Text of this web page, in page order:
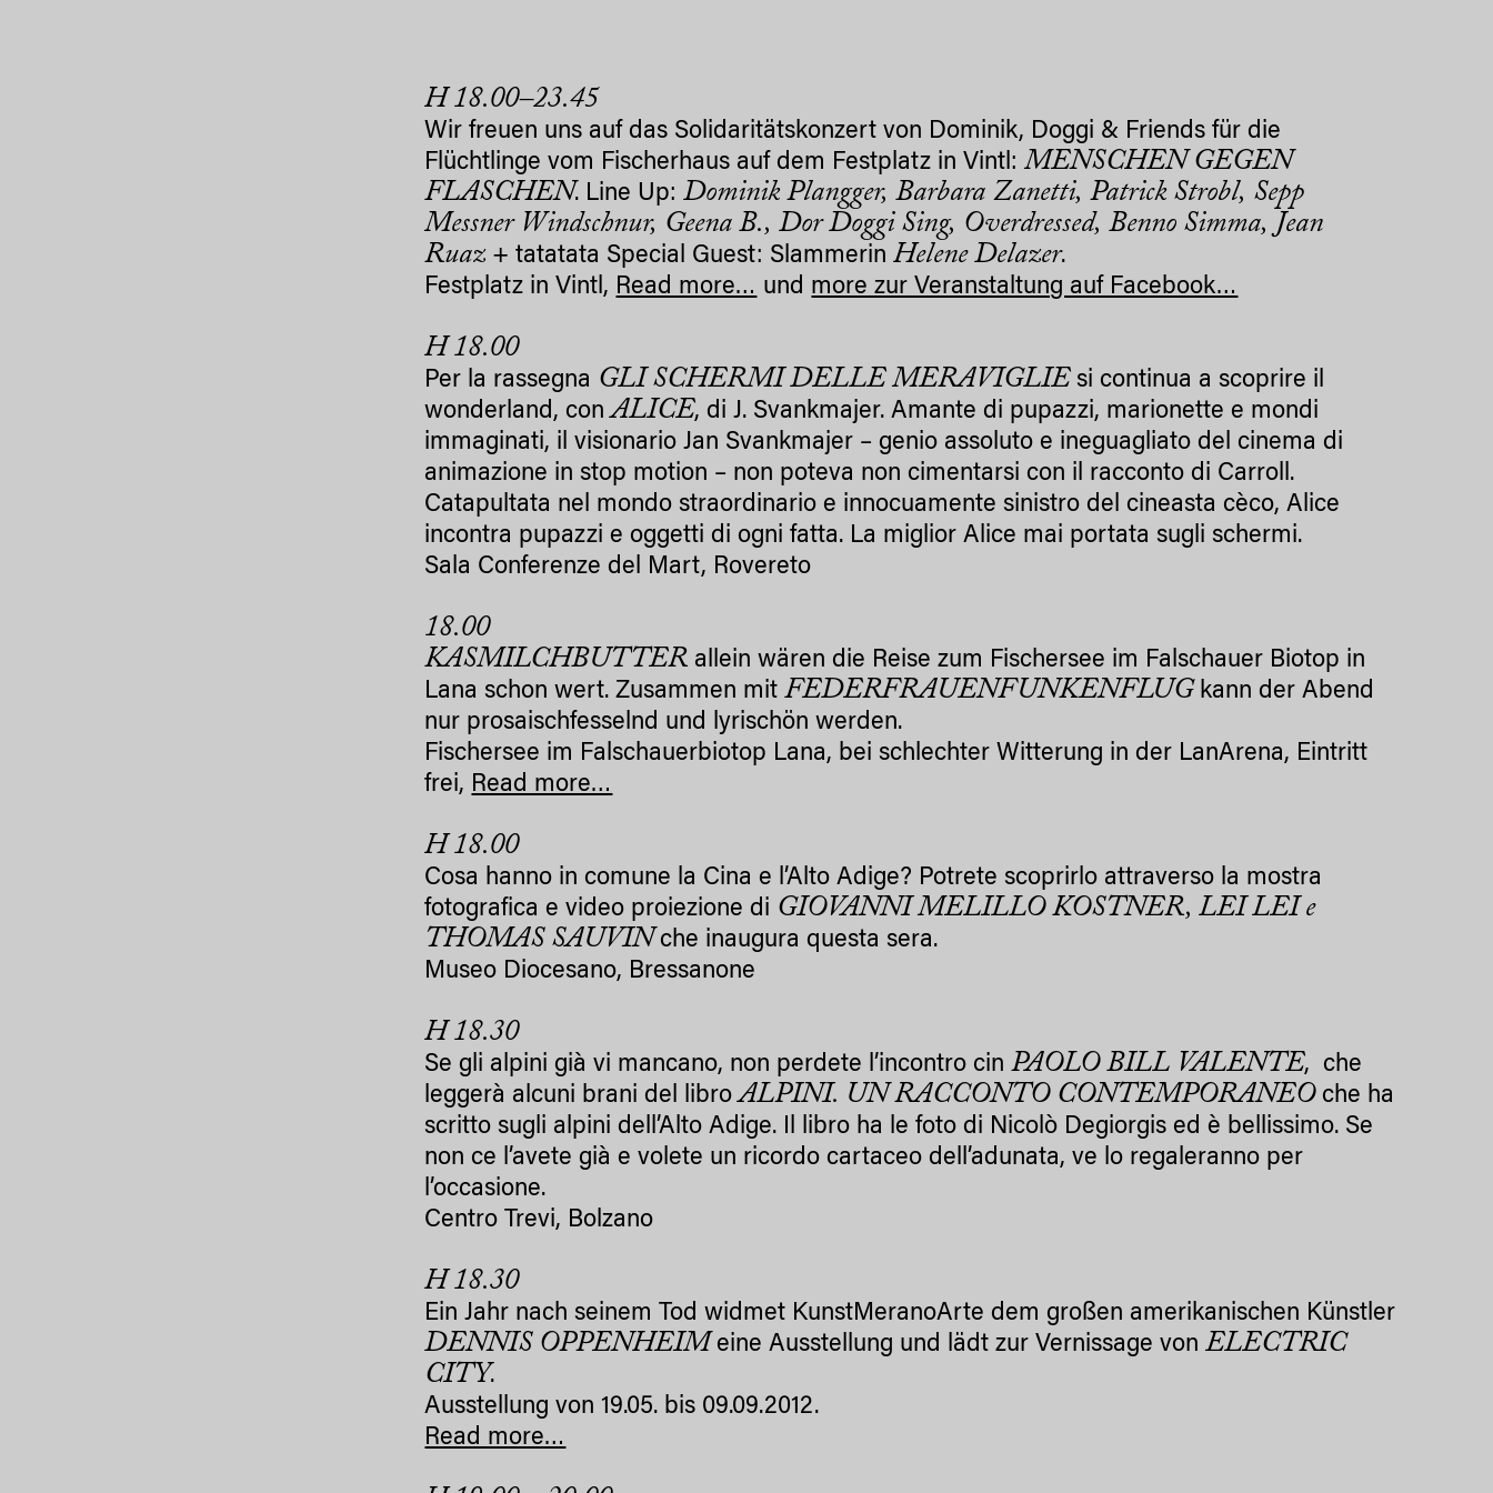
H 18.00–23.45
Wir freuen uns auf das Solidaritätskonzert von Dominik, Doggi & Friends für die
Flüchtlinge vom Fischerhaus auf dem Festplatz in Vintl:MENSCHEN GEGEN
FLASCHEN. Line Up:Dominik Plangger, Barbara Zanetti, Patrick Strobl, Sepp
Messner Windschnur, Geena B., Dor Doggi Sing, Overdressed, Benno Simma, Jean
Ruaz+ tatatata Special Guest: SlammerinHelene Delazer.
Festplatz in Vintl, Read more… und more zur Veranstaltung auf Facebook…
H 18.00
Per la rassegna GLI SCHERMI DELLE MERAVIGLIE si continua a scoprire il
wonderland, conALICE, di J. Svankmajer. Amante di pupazzi, marionette e mondi
immaginati, il visionario Jan Svankmajer – genio assoluto e ineguagliato del cinema di
animazione in stop motion – non poteva non cimentarsi con il racconto di Carroll.
Catapultata nel mondo straordinario e innocuamente sinistro del cineasta cèco, Alice
incontra pupazzi e oggetti di ogni fatta. La miglior Alice mai portata sugli schermi.
Sala Conferenze del Mart, Rovereto
18.00
KASMILCHBUTTER allein wären die Reise zum Fischersee im Falschauer Biotop in
Lana schon wert. Zusammen mitFEDERFRAUENFUNKENFLUGkann der Abend
nur prosaischfesselnd und lyrischön werden.
Fischersee im Falschauerbiotop Lana, bei schlechter Witterung in der LanArena, Eintritt
frei, Read more…
H 18.00
Cosa hanno in comune la Cina e l’Alto Adige? Potrete scoprirlo attraverso la mostra
fotografica e video proiezione di GIOVANNI MELILLO KOSTNER, LEI LEI e
THOMAS SAUVIN che inaugura questa sera.
Museo Diocesano, Bressanone
H 18.30
Se gli alpini già vi mancano, non perdete l’incontro cinPAOLO BILL VALENTE, che
leggerà alcuni brani del libroALPINI. UN RACCONTO CONTEMPORANEOche ha
scritto sugli alpini dell’Alto Adige. Il libro ha le foto di Nicolò Degiorgis ed è bellissimo. Se
non ce l’avete già e volete un ricordo cartaceo dell’adunata, ve lo regaleranno per
l’occasione.
Centro Trevi, Bolzano
H 18.30
Ein Jahr nach seinem Tod widmet KunstMeranoArte dem großen amerikanischen Künstler
DENNIS OPPENHEIM eine Ausstellung und lädt zur Vernissage vonELECTRIC
CITY.
Ausstellung von 19.05. bis 09.09.2012.
Read more…